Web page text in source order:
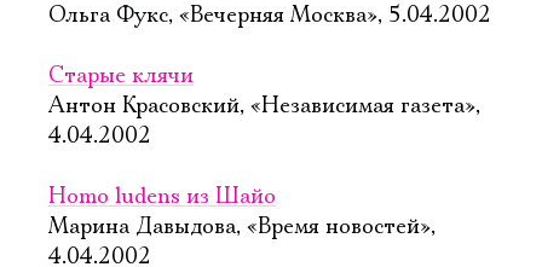
Ольга Фукс, «Вечерняя Москва», 5.04.2002
Старые клячи
Антон Красовский, «Независимая газета»,
4.04.2002
Homo ludens из Шайо
Марина Давыдова, «Время новостей»,
4.04.2002